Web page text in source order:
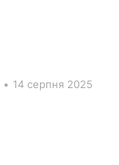
• 14 серпня 2025